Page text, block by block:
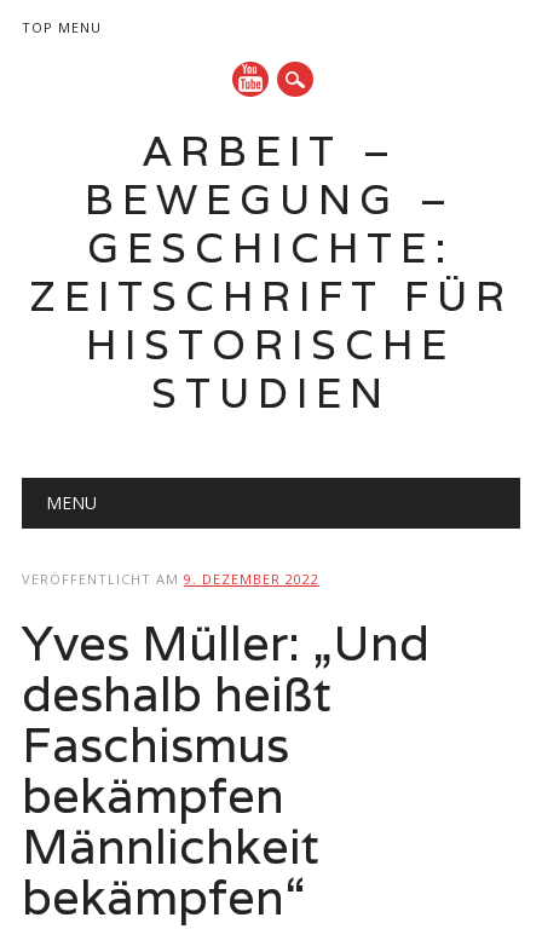
TOP MENU
ARBEIT –
BEWEGUNG –
GESCHICHTE:
ZEITSCHRIFT FÜR
HISTORISCHE
STUDIEN
Hauptmenü
MENU
VERÖFFENTLICHT AM 9. DEZEMBER 2022
Yves Müller: „Und
deshalb heißt
Faschismus
bekämpfen
Männlichkeit
bekämpfen“